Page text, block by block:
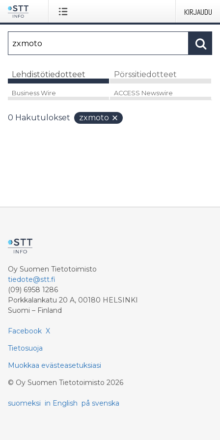
KIRJAUDU
Lehdistötiedotteet Pörssitiedotteet
Business Wire ACCESS Newswire
0 Hakutulokset zxmoto
Oy Suomen Tietotoimisto
tiedote@stt.fi
(09) 6958 1286
Porkkalankatu 20 A, 00180 HELSINKI
Suomi – Finland
Facebook X
Tietosuoja
Muokkaa evästeasetuksiasi
© Oy Suomen Tietotoimisto 2026
suomeksi in English på svenska